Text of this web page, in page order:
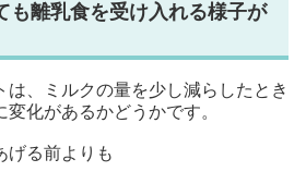
も離乳食を受け入れる様子が
は、ミルクの量を少し減らしたとき
化があるかどうかです。
げる前よりも